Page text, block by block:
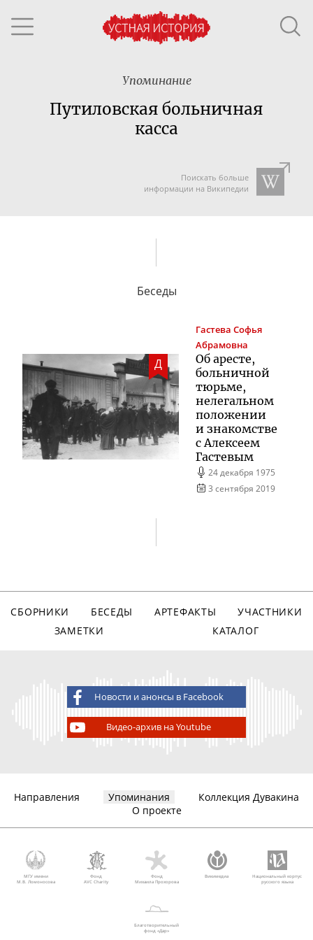
Упоминание
Путиловская больничная
касса
Поискать больше
информации на Википедии
Беседы
Д
Гастева Софья
Абрамовна
Об аресте,
больничной
тюрьме,
нелегальном
положении
и знакомстве
с Алексеем
Гастевым
24 декабря 1975
3 сентября 2019
СБОРНИКИ БЕСЕДЫ АРТЕФАКТЫ
УЧАСТНИКИ
ЗАМЕТКИ
КАТАЛОГ
Новости и анонсы в Facebook
Видео-архив на Youtube
Направления Упоминания
Коллекция Дувакина
О проекте
МГУ имени
М.В. Ломоносова
Фонд
AVC Charity
Фонд
Михаила Прохорова
Викимедиа
Национальный корпус
русского языка
Благотворительный
фонд «Дар»